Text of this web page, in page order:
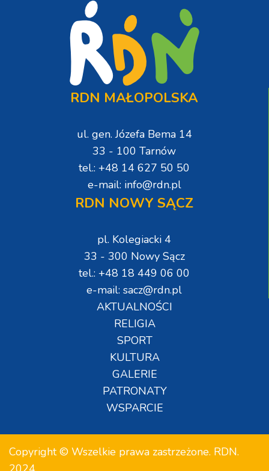
RDN MAŁOPOLSKA
ul. gen. Józefa Bema 14
33 - 100 Tarnów
tel.: +48 14 627 50 50
e-mail: info@rdn.pl
RDN NOWY SĄCZ
pl. Kolegiacki 4
33 - 300 Nowy Sącz
tel.: +48 18 449 06 00
e-mail: sacz@rdn.pl
AKTUALNOŚCI
RELIGIA
SPORT
KULTURA
GALERIE
PATRONATY
WSPARCIE
Copyright © Wszelkie prawa zastrzeżone. RDN.